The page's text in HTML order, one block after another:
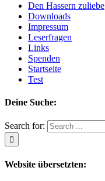
Den Hassern zuliebe
Downloads
Impressum
Leserfragen
Links
Spenden
Startseite
Test
Deine Suche:
Search for:
Website übersetzten: